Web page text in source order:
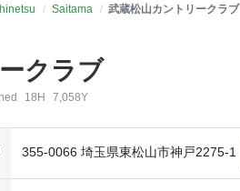
Saitama 武蔵松山カントリークラブ
クラブ
18H 7,058Y
355-0066 埼玉県東松山市神戸2275-1